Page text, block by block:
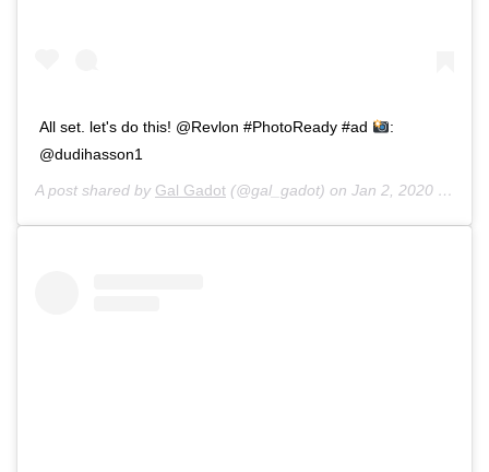
All set. let's do this! @Revlon #PhotoReady #ad
:
@dudihasson1
A post shared by Gal Gadot (@gal_gadot) on Jan 2, 2020 at 8:33am PST